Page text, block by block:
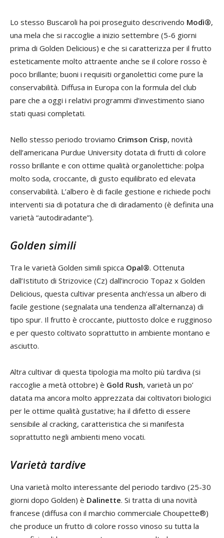
Lo stesso Buscaroli ha poi proseguito descrivendo Modì®,
una mela che si raccoglie a inizio settembre (5-6 giorni
prima di Golden Delicious) e che si caratterizza per il frutto
esteticamente molto attraente anche se il colore rosso è
poco brillante; buoni i requisiti organolettici come pure la
conservabilità. Diffusa in Europa con la formula del club
pare che a oggi i relativi programmi d’investimento siano
stati quasi completati.
Nello stesso periodo troviamo Crimson Crisp, novità
dell’americana Purdue University dotata di frutti di colore
rosso brillante e con ottime qualità organolettiche: polpa
molto soda, croccante, di gusto equilibrato ed elevata
conservabilità. L’albero è di facile gestione e richiede pochi
interventi sia di potatura che di diradamento (è definita una
varietà “autodiradante”).
Golden simili
Tra le varietà Golden simili spicca Opal®. Ottenuta
dall’Istituto di Strizovice (Cz) dall’incrocio Topaz x Golden
Delicious, questa cultivar presenta anch’essa un albero di
facile gestione (segnalata una tendenza all’alternanza) di
tipo spur. Il frutto è croccante, piuttosto dolce e rugginoso
e per questo coltivato soprattutto in ambiente montano e
asciutto.
Altra cultivar di questa tipologia ma molto più tardiva (si
raccoglie a metà ottobre) è Gold Rush, varietà un po’
datata ma ancora molto apprezzata dai coltivatori biologici
per le ottime qualità gustative; ha il difetto di essere
sensibile al cracking, caratteristica che si manifesta
soprattutto negli ambienti meno vocati.
Varietà tardive
Una varietà molto interessante del periodo tardivo (25-30
giorni dopo Golden) è Dalinette. Si tratta di una novità
francese (diffusa con il marchio commerciale Choupette®)
che produce un frutto di colore rosso vinoso su tutta la